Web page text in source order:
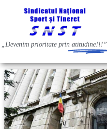
„Devenim prioritate prin atitudine!!!”